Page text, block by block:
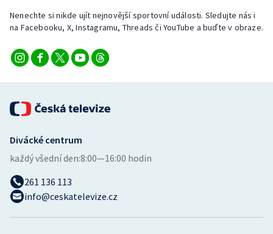
Veslování
Vodní slalom
Volejbal
Ostatní
Nenechte si nikde ujít nejnovější sportovní události. Sledujte nás i
na Facebooku, X, Instagramu, Threads či YouTube a buďte v obraze.
Divácké centrum
každý všední den:8:00—16:00 hodin
261 136 113
info@ceskatelevize.cz